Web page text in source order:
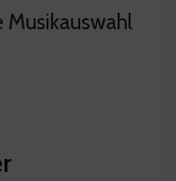
Musikauswahl